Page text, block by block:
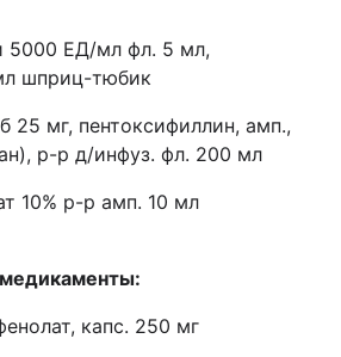
5000 ЕД/мл фл. 5 мл,
шприц-тюбик
25 мг, пентоксифиллин, амп.,
р-р д/инфуз. фл. 200 мл
10% р-р амп. 10 мл
капс. 250 мг